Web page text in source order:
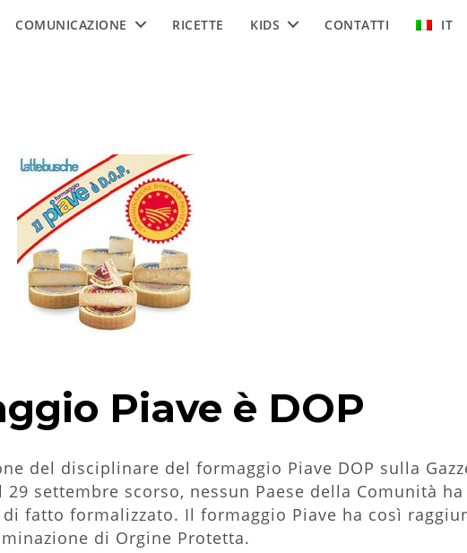
COMUNICAZIONE RICETTE KIDS CONTATTI IT
Piave è DOP
del disciplinare del formaggio Piave DOP sulla
settembre scorso, nessun Paese della Comunità ha
fatto formalizzato. Il formaggio Piave ha così
di Orgine Protetta.